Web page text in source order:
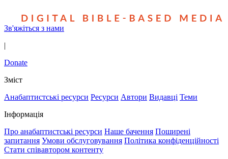
Зв'яжіться з нами
|
Donate
Зміст
Анабаптистські ресурси Ресурси Автори Видавці Теми
Інформація
Про анабаптистські ресурси Наше бачення Поширені
запитання Умови обслуговування Політика конфіденційності
Стати співавтором контенту